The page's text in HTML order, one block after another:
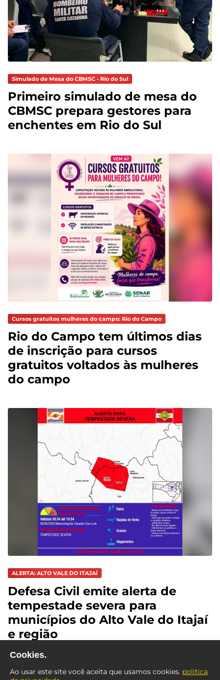
Simulado de Mesa do CBMSC - Rio do Sul
Primeiro simulado de mesa do
CBMSC prepara gestores para
enchentes em Rio do Sul
Cursos gratuitos mulheres do campo: Rio do Campo
Rio do Campo tem últimos dias
de inscrição para cursos
gratuitos voltados às mulheres
do campo
ALERTA: ALTO VALE DO ITAJAÍ
Defesa Civil emite alerta de
tempestade severa para
municípios do Alto Vale do Itajaí
e região
Cookies.
Ao usar este site você aceita que usamos cookies. política